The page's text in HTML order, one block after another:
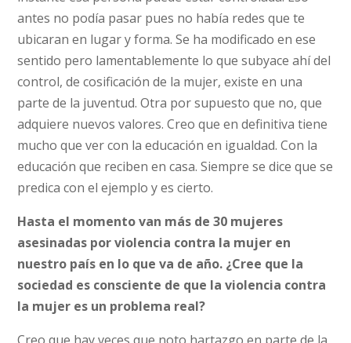
antes no podía pasar pues no había redes que te
ubicaran en lugar y forma. Se ha modificado en ese
sentido pero lamentablemente lo que subyace ahí del
control, de cosificación de la mujer, existe en una
parte de la juventud. Otra por supuesto que no, que
adquiere nuevos valores. Creo que en definitiva tiene
mucho que ver con la educación en igualdad. Con la
educación que reciben en casa. Siempre se dice que se
predica con el ejemplo y es cierto.
Hasta el momento van más de 30 mujeres
asesinadas por violencia contra la mujer en
nuestro país en lo que va de año. ¿Cree que la
sociedad es consciente de que la violencia contra
la mujer es un problema real?